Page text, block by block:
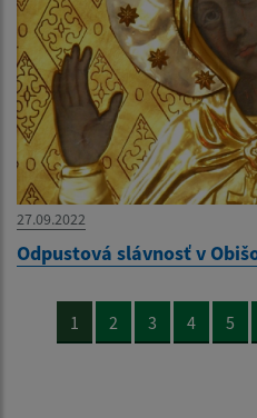
27.09.2022
Odpustová slávnosť v
1 2 3 4 5